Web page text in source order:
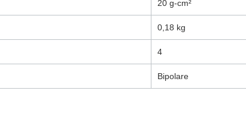
20 g-cm²
0,18 kg
4
Bipolare